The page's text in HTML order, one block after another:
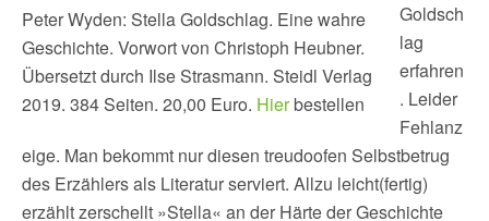
Peter Wyden: Stella Goldschlag. Eine wahre
Geschichte. Vorwort von Christoph Heubner.
Übersetzt durch Ilse Strasmann. Steidl Verlag
2019. 384 Seiten. 20,00 Euro. Hierbestellen
Goldsch
lag
erfahren
. Leider
Fehlanz
eige. Man bekommt nur diesen treudoofen Selbstbetrug
des Erzählers als Literatur serviert. Allzu leicht(fertig)
erzählt zerschellt »Stella« an der Härte der Geschichte